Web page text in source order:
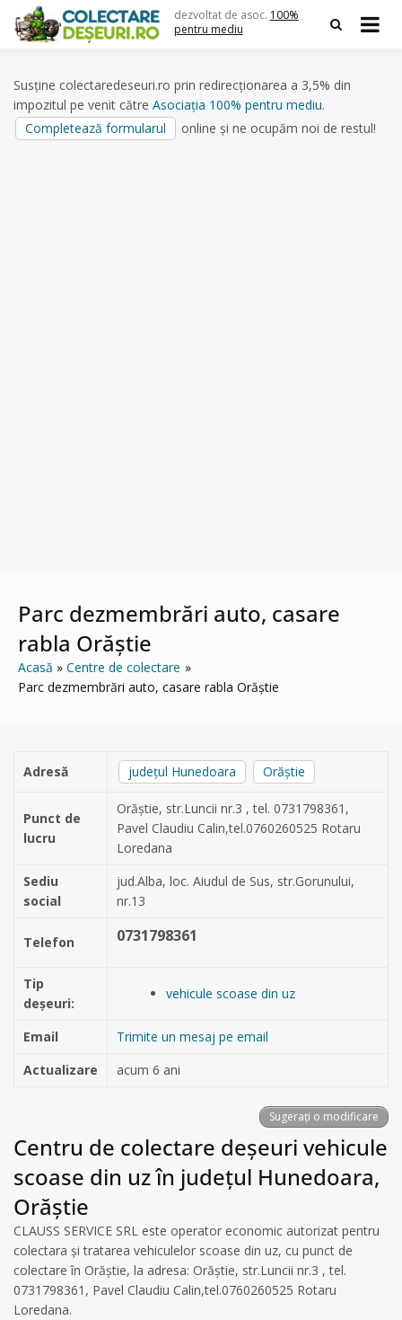
content
dezvoltat de asoc. 100%
pentru mediu
Susține colectaredeseuri.ro prin redirecționarea a 3,5% din
impozitul pe venit către Asociația 100% pentru mediu.
Completează formularul
online și ne ocupăm noi de restul!
Parc dezmembrări auto, casare
rabla Orăștie
Acasă
Centre de colectare
Parc dezmembrări auto, casare rabla Orăștie
Adresă județul Hunedoara Orăștie
Punct de
lucru
Orăștie, str.Luncii nr.3 , tel. 0731798361,
Pavel Claudiu Calin,tel.0760260525 Rotaru
Loredana
Sediu
social
jud.Alba, loc. Aiudul de Sus, str.Gorunului,
nr.13
Telefon 0731798361
Tip
deșeuri:
vehicule scoase din uz
Email
Trimite un mesaj pe email
Actualizare
acum 6 ani
Sugerați o modificare
Centru de colectare deșeuri vehicule
scoase din uz în județul Hunedoara,
Orăștie
CLAUSS SERVICE SRL este operator economic autorizat pentru
colectara și tratarea vehiculelor scoase din uz, cu punct de
colectare în Orăștie, la adresa: Orăștie, str.Luncii nr.3 , tel.
0731798361, Pavel Claudiu Calin,tel.0760260525 Rotaru
Loredana.